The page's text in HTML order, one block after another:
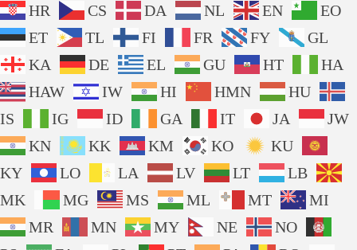
HR
CS DA NL EN
EO
ET
TL FI FR FY
GL
KA
DE EL GU HT
HA
HAW
IW HI HMN
HU
IS
IG ID GA IT JA
JW
KN
KK KM KO
KU
KY
LO LA LV LT
LB
MK
MG MS ML MT
MI
MR
MN MY NE
NO